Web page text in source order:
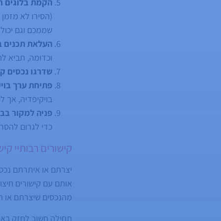
הקמת בלוגים
(הסירו לא
שממכם וגם
העלאת תכנים
וכדומה, תביא
שדרגו נכסים
פתיחת ערך
בויקיפדיה, אך
פניה למקור
כדי לגרום
קישורים רבותיי
יצרתם או איתרתם
מהנכסים שיצרתם או
תחילה חשוב לחזק